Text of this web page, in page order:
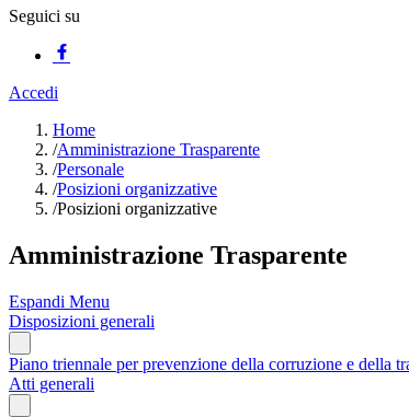
Seguici su
Accedi
Home
/Amministrazione Trasparente
/Personale
/Posizioni organizzative
/Posizioni organizzative
Amministrazione Trasparente
Espandi Menu
Disposizioni generali
Piano triennale per prevenzione della corruzione e della
Atti generali